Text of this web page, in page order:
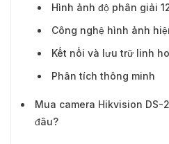
Hình ảnh độ phân giải
Công nghệ hình ảnh
Kết nối và lưu trữ linh
Phân tích thông minh
Mua camera Hikvision DS-
đâu?